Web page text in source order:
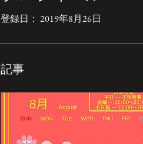
登録日： 2019年8月26日
記事